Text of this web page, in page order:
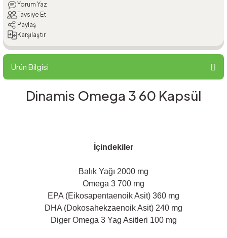
Yorum Yaz
Tavsiye Et
Paylaş
Karşılaştır
Ürün Bilgisi
Dinamis Omega 3 60 Kapsül
İçindekiler
Balık Yağı 2000 mg
Omega 3 700 mg
EPA (Eikosapentaenoik Asit) 360 mg
DHA (Dokosahekzaenoik Asit) 240 mg
Diger Omega 3 Yag Asitleri 100 mg